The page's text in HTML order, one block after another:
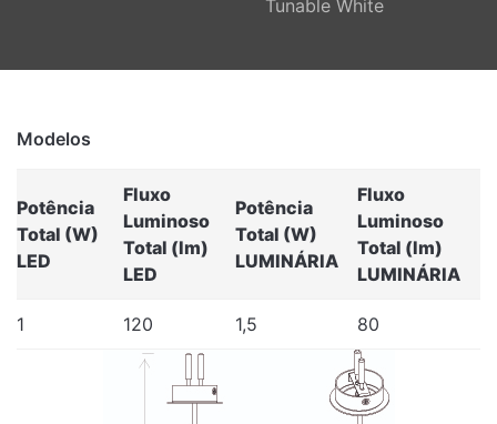
Tunable White
Modelos
Potência
Total (W)
LED
Fluxo
Luminoso
Total (lm)
LED
Potência
Total (W)
LUMINÁRIA
Fluxo
Luminoso
Total (lm)
LUMINÁRIA
1 120 1,5 80